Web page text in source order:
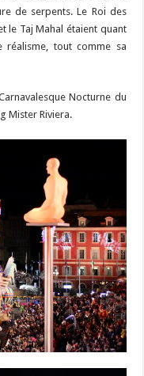
de serpents. Le Roi des
le Taj Mahal étaient quant
tout comme sa
Nocturne du
Mister Riviera.